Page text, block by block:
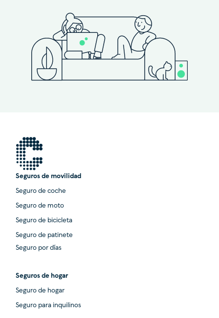
Seguros de movilidad
Seguro de coche
Seguro de moto
Seguro de bicicleta
Seguro de patinete
Seguro por días
Seguros de hogar
Seguro de hogar
Seguro para inquilinos